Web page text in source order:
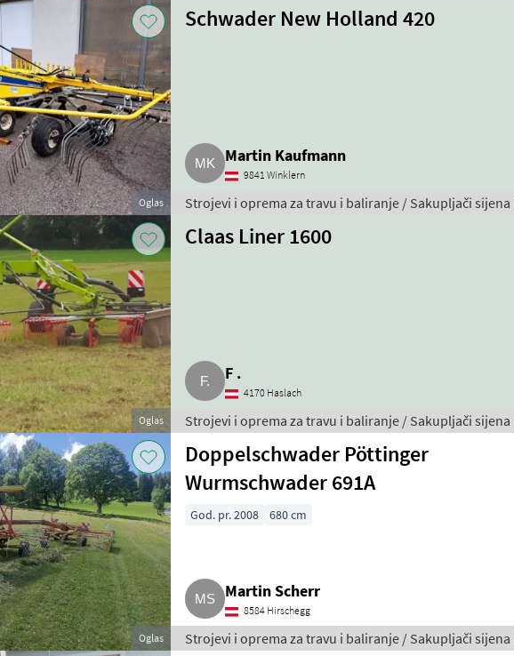
Oglas
Schwader New Holland 420
Martin Kaufmann
9841 Winklern
Strojevi i oprema za travu i baliranje / Sakupljači
Oglas
Claas Liner 1600
F .
4170 Haslach
Strojevi i oprema za travu i baliranje / Sakupljači
Oglas
Doppelschwader Pöttinger
Wurmschwader 691A
God. pr. 2008 680 cm
Martin Scherr
8584 Hirschegg
Strojevi i oprema za travu i baliranje / Sakupljači